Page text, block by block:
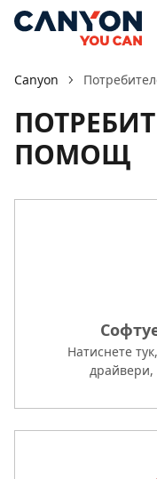
Canyon
ПОМОЩ
Натиснете
драйвери,